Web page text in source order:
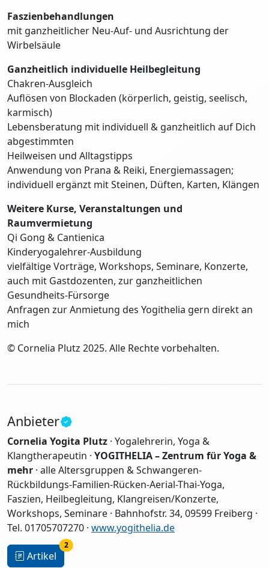
Faszienbehandlungen
mit ganzheitlicher Neu-Auf- und Ausrichtung der
Wirbelsäule
Ganzheitlich individuelle Heilbegleitung
Chakren-Ausgleich
Auflösen von Blockaden (körperlich, geistig, seelisch,
karmisch)
Lebensberatung mit individuell & ganzheitlich auf Dich
abgestimmten
Heilweisen und Alltagstipps
Anwendung von Prana & Reiki, Energiemassagen;
individuell ergänzt mit Steinen, Düften, Karten, Klängen
Weitere Kurse, Veranstaltungen und
Raumvermietung
Qi Gong & Cantienica
Kinderyogalehrer-Ausbildung
vielfältige Vorträge, Workshops, Seminare, Konzerte,
auch mit Gastdozenten, zur ganzheitlichen
Gesundheits-Fürsorge
Anfragen zur Anmietung des Yogithelia gern direkt an
mich
© Cornelia Plutz 2025. Alle Rechte vorbehalten.
Anbieter
Cornelia Yogita Plutz · Yogalehrerin, Yoga &
Klangtherapeutin · YOGITHELIA – Zentrum für Yoga &
mehr · alle Altersgruppen & Schwangeren-
Rückbildungs-Familien-Rücken-Aerial-Thai-Yoga,
Faszien, Heilbegleitung, Klangreisen/Konzerte,
Workshops, Seminare · Bahnhofstr. 34, 09599 Freiberg ·
Tel. 01705707270 · www.yogithelia.de
Artikel
2